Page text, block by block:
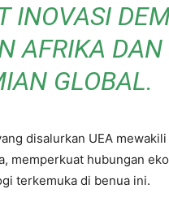
INOVASI
AFRIKA DAN
GLOBAL.
disalurkan UEA
memperkuat hubungan
terkemuka di benua ini.